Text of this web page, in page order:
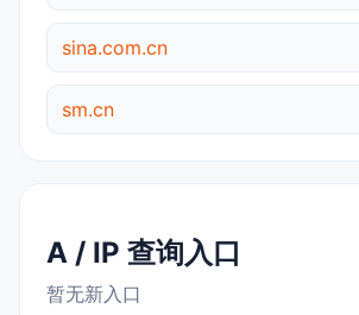
sina.com.cn
sm.cn
A / IP 查询入口
暂无新入口